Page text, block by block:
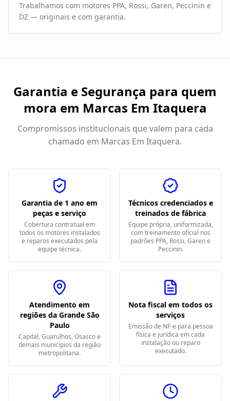
Trabalhamos com motores PPA, Rossi, Garen, Peccinin e
DZ — originais e com garantia.
Garantia e Segurança para quem
mora em Marcas Em Itaquera
Compromissos institucionais que valem para cada
chamado em Marcas Em Itaquera.
Garantia de 1 ano em
peças e serviço
Cobertura contratual em
todos os motores instalados
e reparos executados pela
equipe técnica.
Técnicos credenciados e
treinados de fábrica
Equipe própria, uniformizada,
com treinamento oficial nos
padrões PPA, Rossi, Garen e
Peccinin.
Atendimento em
regiões da Grande São
Paulo
Capital, Guarulhos, Osasco e
demais municípios da região
metropolitana.
Nota fiscal em todos os
serviços
Emissão de NF-e para pessoa
física e jurídica em cada
instalação ou reparo
executado.